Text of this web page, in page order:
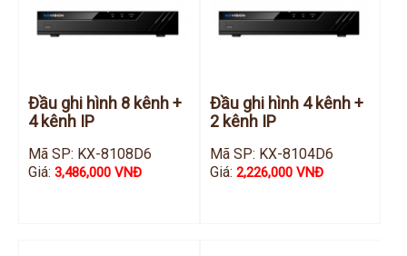
Đầu ghi hình 8 kênh +
4 kênh IP
Mã SP: KX-8108D6
Giá:3,486,000 VNĐ
Đầu ghi hình 4 kênh +
2 kênh IP
Mã SP: KX-8104D6
Giá: 2,226,000 VNĐ